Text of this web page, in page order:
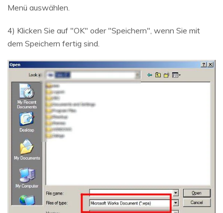
Menü auswählen.
4) Klicken Sie auf "OK" oder "Speichern", wenn Sie mit
dem Speichern fertig sind.